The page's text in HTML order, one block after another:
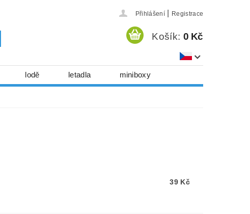
Přihlášení Registrace
Košík: 0 Kč
lodě letadla miniboxy
39 Kč